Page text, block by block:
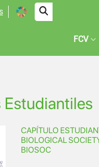
FCV
Estudiantiles
CAPÍTULO
BIOLOGICAL
BIOSOC